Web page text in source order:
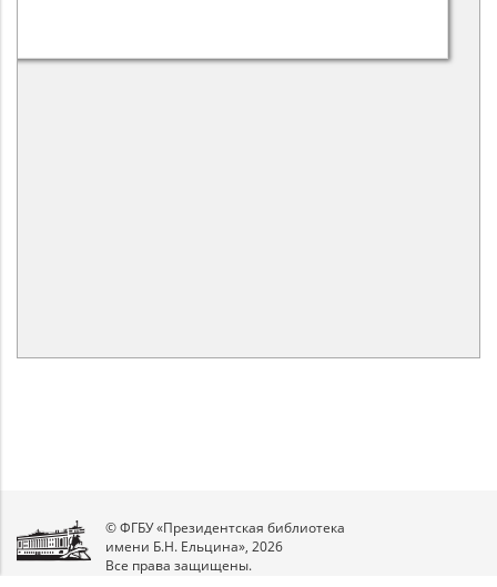
© ФГБУ «Президентская библиотека
имени Б.Н. Ельцина», 2026
Все права защищены.